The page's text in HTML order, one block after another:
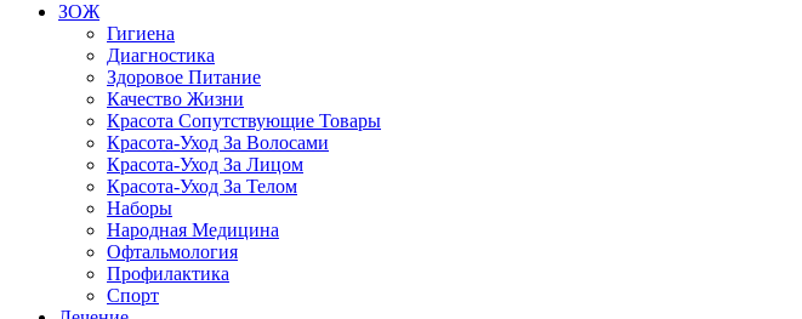
ЗОЖ
Гигиена
Диагностика
Здоровое Питание
Качество Жизни
Красота Сопутствующие Товары
Красота-Уход За Волосами
Красота-Уход За Лицом
Красота-Уход За Телом
Наборы
Народная Медицина
Офтальмология
Профилактика
Спорт